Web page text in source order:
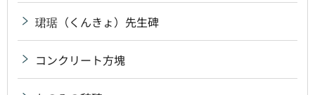
珺琚（くんきょ）先生碑
コンクリート方塊